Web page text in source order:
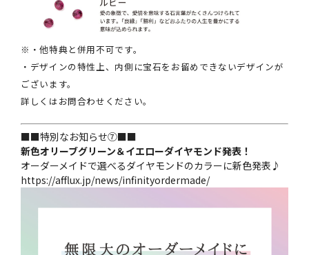
※・他特典と併用不可です。
・デザインの特性上、内側に宝石をお留めできないデザインが
ございます。
詳しくはお問合わせください。
■■特別なお知らせ⑦■■
新色オリーブグリーン＆イエローダイヤモンド発表！
オーダーメイドで選べるダイヤモンドのカラーに新色発表♪
https://afflux.jp/news/infinityordermade/